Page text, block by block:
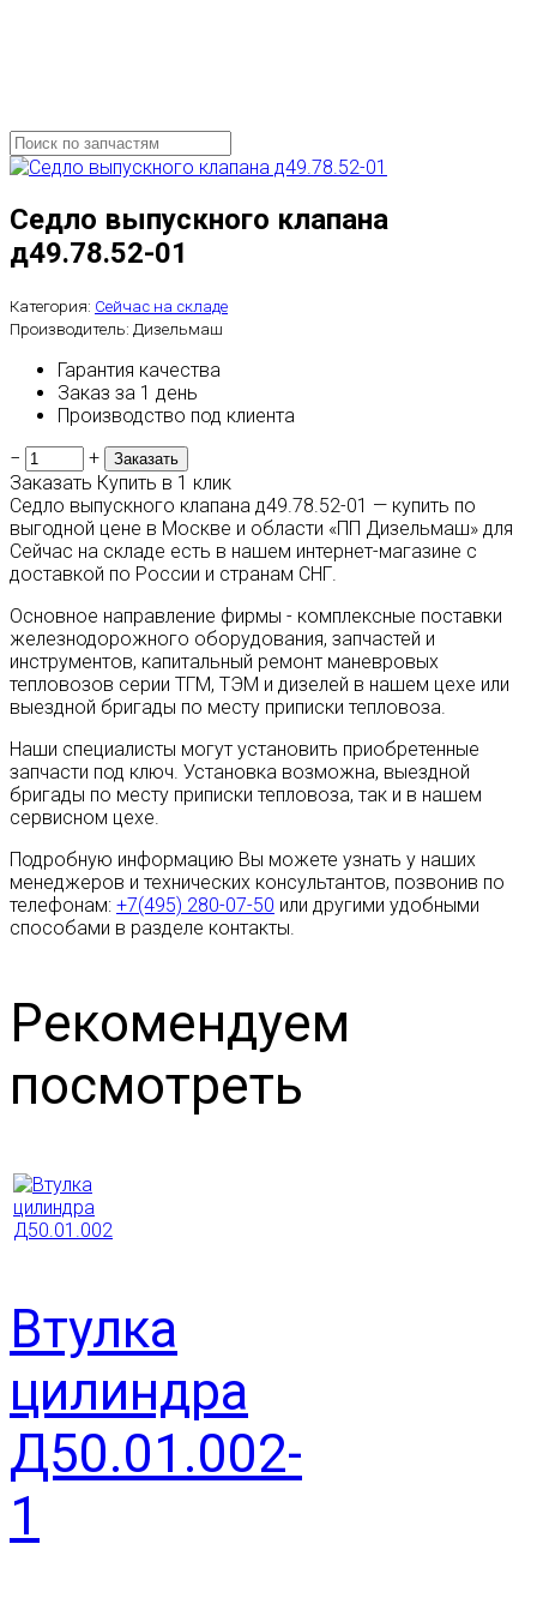
Седло выпускного клапана
д49.78.52-01
Категория: Сейчас на складе
Производитель: Дизельмаш
Гарантия качества
Заказ за 1 день
Производство под клиента
−
+
Заказать Купить в 1 клик
Седло выпускного клапана д49.78.52-01 — купить по
выгодной цене в Москве и области «ПП Дизельмаш» для
Сейчас на складе есть в нашем интернет-магазине с
доставкой по России и странам СНГ.
Основное направление фирмы - комплексные поставки
железнодорожного оборудования, запчастей и
инструментов, капитальный ремонт маневровых
тепловозов серии ТГМ, ТЭМ и дизелей в нашем цехе или
выездной бригады по месту приписки тепловоза.
Наши специалисты могут установить приобретенные
запчасти под ключ. Установка возможна, выездной
бригады по месту приписки тепловоза, так и в нашем
сервисном цехе.
Подробную информацию Вы можете узнать у наших
менеджеров и технических консультантов, позвонив по
телефонам: +7(495) 280-07-50 или другими удобными
способами в разделе контакты.
Рекомендуем
посмотреть
Втулка
цилиндра
Д50.01.002-
1